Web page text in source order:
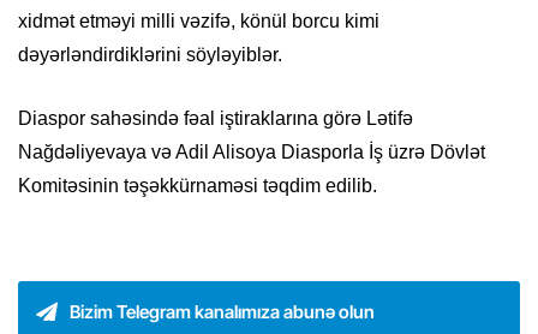
xidmət etməyi milli vəzifə, könül borcu kimi
dəyərləndirdiklərini söyləyiblər.
Diaspor sahəsində fəal iştiraklarına görə Lətifə
Nağdəliyevaya və Adil Alisoya Diasporla İş üzrə Dövlət
Komitəsinin təşəkkürnaməsi təqdim edilib.
Bizim Telegram kanalımıza abunə olun